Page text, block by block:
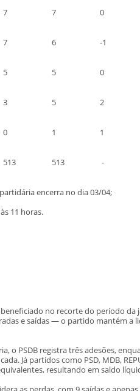
7 7 0
7 6 -1
5 5 0
3 5 2
0 1 1
513 513 -
encerra no dia 03/04;
11 horas.
no recorte do período da
e saídas — o partido mantém a
o PSDB registra três adesões,
Já partidos como PSD, MDB,
resultando em saldo